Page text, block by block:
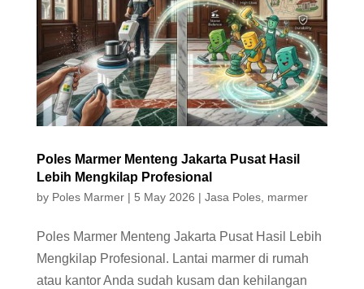
Poles Marmer Menteng Jakarta Pusat Hasil
Lebih Mengkilap Profesional
by Poles Marmer| 5 May 2026 | Jasa Poles, marmer
Poles Marmer Menteng Jakarta Pusat Hasil Lebih
Mengkilap Profesional. Lantai marmer di rumah
atau kantor Anda sudah kusam dan kehilangan